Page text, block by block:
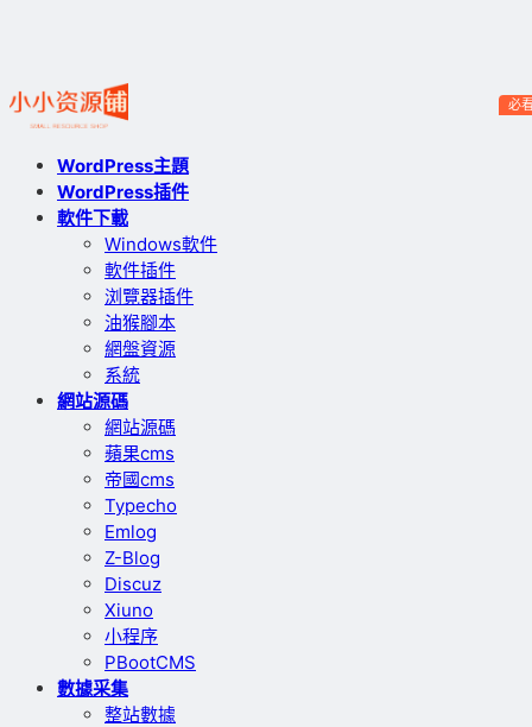
WordPress主題
WordPress插件
軟件下載
Windows軟件
軟件插件
浏覽器插件
油猴腳本
網盤資源
系統
網站源碼
網站源碼
蘋果cms
帝國cms
Typecho
Emlog
Z-Blog
Discuz
Xiuno
小程序
PBootCMS
數據采集
整站數據
必